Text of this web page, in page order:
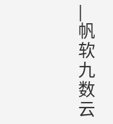
|
帆
软
九
数
云